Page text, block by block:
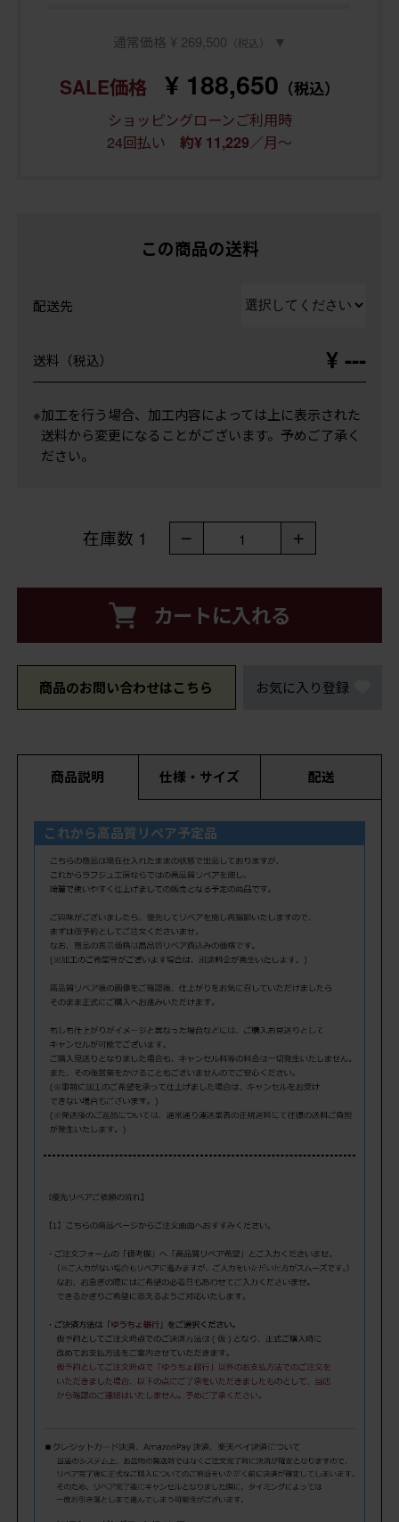
通常価格 ¥ 269,500 （税込） ▼
SALE価格 ¥ 188,650 （税込）
ショッピングローンご利用時
24回払い 約¥ 11,229／月～
この商品の送料
配送先
送料（税込） ¥ ---
※加工を行う場合、加工内容によっては上に表示された
送料から変更になることがございます。予めご了承く
ださい。
在庫数 1 － 1 ＋
カートに入れる
商品のお問い合わせはこちら お気に入り登録
商品説明 仕様・サイズ 配送
これから高品質リペア予定品